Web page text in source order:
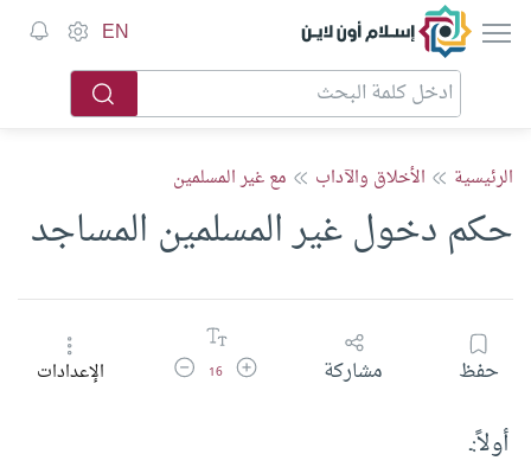
إسلام أون لاين EN
الرئيسية الأخلاق والآداب مع غير المسلمين
حكم دخول غير المسلمين المساجد
حفظ مشاركة زيادة حجم الخط
16 تقليل حجم الخطالإعدادات
أولاً:ـ